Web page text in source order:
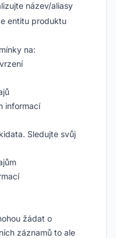
název/aliasy
entitu produktu
na:
informací
Sledujte svůj
žádat o
záznamů to ale